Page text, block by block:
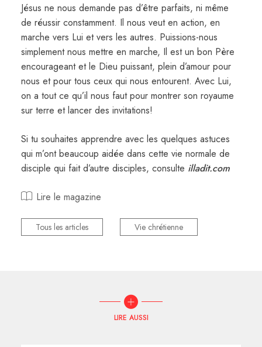
Jésus ne nous demande pas d’être parfaits, ni même
de réussir constamment. Il nous veut en action, en
marche vers Lui et vers les autres. Puissions-nous
simplement nous mettre en marche, Il est un bon Père
encourageant et le Dieu puissant, plein d’amour pour
nous et pour tous ceux qui nous entourent. Avec Lui,
on a tout ce qu’il nous faut pour montrer son royaume
sur terre et lancer des invitations!
Si tu souhaites apprendre avec les quelques astuces
qui m’ont beaucoup aidée dans cette vie normale de
disciple qui fait d’autre disciples, consulte illadit.com
Lire le magazine
Tous les articles Vie chrétienne
LIRE AUSSI